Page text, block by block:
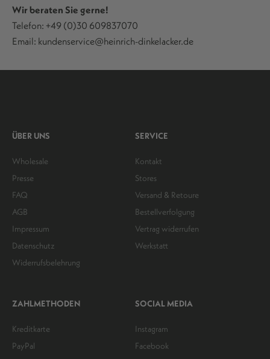
Wir beraten Sie gerne!
Telefon: +49 (0)30 609837070
Email: kundenservice@heinrich-dinkelacker.de
ÜBER UNS
Wholesale
Presse
FAQ
AGB
Impressum
Datenschutz
Widerrufsbelehrung
SERVICE
Kontakt
Stores
Versand & Retoure
Bestellverfolgung
Vertrag widerrufen
Werkstatt
ZAHLMETHODEN
Kreditkarte
PayPal
SOCIAL MEDIA
Instagram
Facebook